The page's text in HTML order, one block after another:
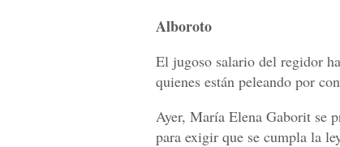
Alboroto
El jugoso salario del regidor
quienes están peleando por
Ayer, María Elena Gaborit se
para exigir que se cumpla la